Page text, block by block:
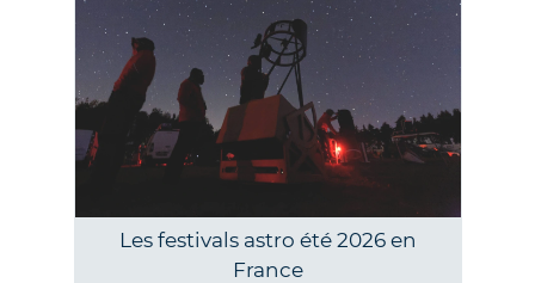
Les festivals astro été 2026 en
France